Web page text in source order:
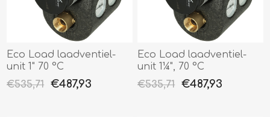
Eco Load laadventiel-
unit 1" 70 °C
€535,71
€487,93
Eco Load laadventiel-
unit 1¼", 70 °C
€535,71
€487,93